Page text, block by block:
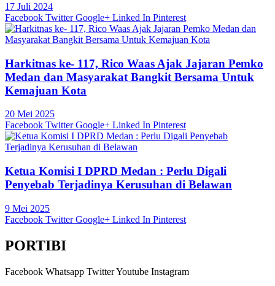
17 Juli 2024
Facebook Twitter Google+ Linked In Pinterest
Harkitnas ke- 117, Rico Waas Ajak Jajaran Pemko
Medan dan Masyarakat Bangkit Bersama Untuk
Kemajuan Kota
20 Mei 2025
Facebook Twitter Google+ Linked In Pinterest
Ketua Komisi I DPRD Medan : Perlu Digali
Penyebab Terjadinya Kerusuhan di Belawan
9 Mei 2025
Facebook Twitter Google+ Linked In Pinterest
PORTIBI
Facebook Whatsapp TwitterYoutube Instagram